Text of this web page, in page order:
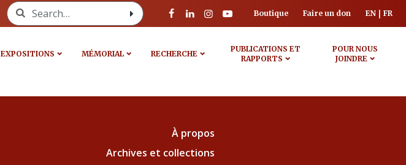
Search for: Boutique Faire un don EN FR
EXPOSITIONS MÉMORIAL RECHERCHE
PUBLICATIONS ET
RAPPORTS
POUR NOUS
JOINDRE
À propos
Archives et collections